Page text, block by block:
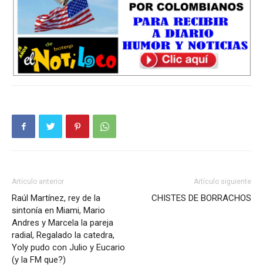
Artículo anterior
Raúl Martínez, rey de la
sintonía en Miami, Mario
Andres y Marcela la pareja
radial, Regalado la catedra,
Yoly pudo con Julio y Eucario
(y la FM que?)
Artículo siguiente
CHISTES DE BORRACHOS